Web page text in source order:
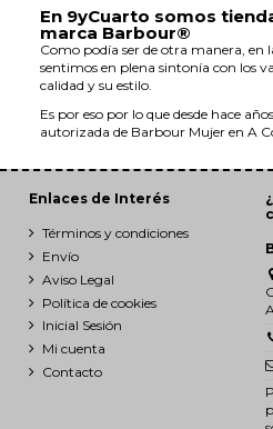
En 9yCuarto somos
marca Barbour®
Como podía ser de otra manera, en
sentimos en plena sintonía con los
calidad y su estilo.
Es por eso por lo que desde hace
autorizada de Barbour Mujer en A
Enlaces de Interés
Términos y condiciones
Envío
Aviso Legal
Política de cookies
Inicial Sesión
Mi cuenta
Contacto